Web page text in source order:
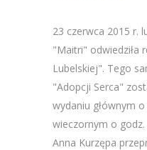
23 czerwca 2015 r.
"Maitri" odwiedziła
Lubelskiej". Tego
"Adopcji Serca"
wydaniu głównym
wieczornym o godz.
Anna Kurzępa